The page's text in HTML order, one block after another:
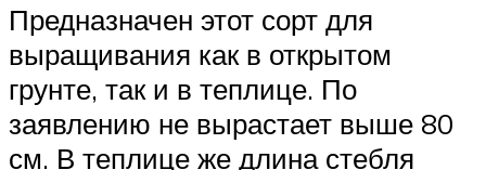
Предназначен этот сорт для
выращивания как в открытом
грунте, так и в теплице. По
заявлению не вырастает выше 80
см. В теплице же длина стебля